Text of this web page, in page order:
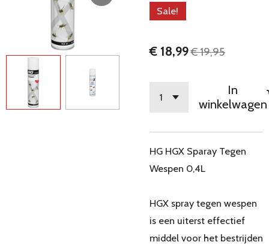
Sale!
€ 18,99€ 19,95
In
winkelwagen
HG HGX Sparay Tegen
Wespen 0,4L
HGX spray tegen wespen
is een uiterst effectief
middel voor het bestrijden